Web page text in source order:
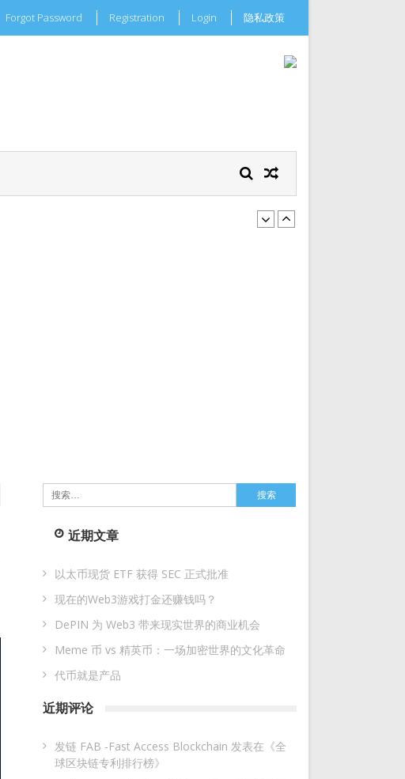
Forgot Password Registration Login 隐私政策
搜
索：
近期文章
以太币现货 ETF 获得 SEC 正式批准
现在的Web3游戏打金还赚钱吗？
DePIN 为 Web3 带来现实世界的商业机会
Meme 币 vs 精英币：一场加密世界的文化革命
代币就是产品
近期评论
发链 FAB -Fast Access Blockchain 发表在《全
球区块链专利排行榜》